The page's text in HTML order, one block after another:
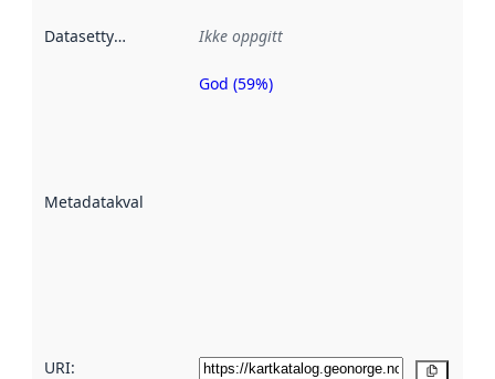
Datasettype Ikke oppgitt
Metadatakvalitet
Metadatakvalitet
God (59%)
URI: